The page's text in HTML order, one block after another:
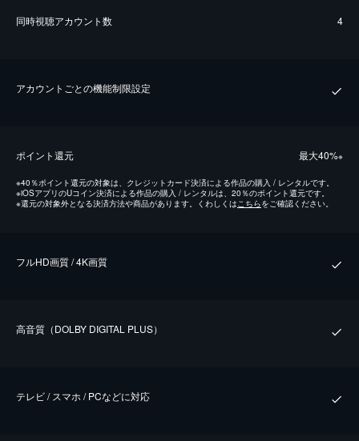
同時視聴アカウント数 4
アカウントごとの機能制限設定
ポイント還元 最⼤40%※
※40％ポイント還元の対象は、クレジットカード決済による作品の購入 / レンタルです。
※iOSアプリのUコイン決済による作品の購入 / レンタルは、20％のポイント還元です。
※還元の対象外となる決済方法や商品があります。くわしくはこちらをご確認ください。
フルHD画質 / 4K画質
⾼⾳質（DOLBY DIGITAL PLUS）
テレビ / スマホ / PCなどに対応